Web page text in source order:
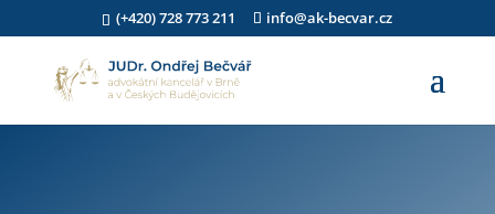
(+420) 728 773 211 info@ak-becvar.cz